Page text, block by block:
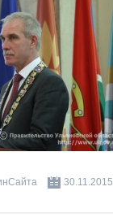
30.11.2015